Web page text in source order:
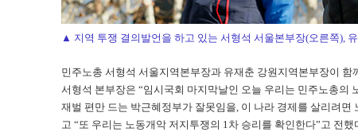
▲ 지역 투쟁 결의발언을 하고 있는 서형석 서울본부장(오른쪽),
민주노총 서형석 서울지역본부장과 유재춘 강원지역본부장이 함
서형석 본부장은 “임시국회 마지막날인 오늘 우리는 민주노총의
재벌 편만 드는 박근혜정부가 잘못임을, 이 나라 경제를 살리려
고 “또 우리는 노동개악 저지투쟁의 1차 승리를 확인한다”고 전했